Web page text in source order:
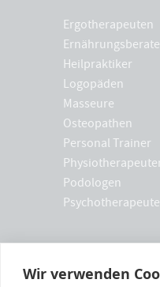
Wir verwenden
Ergotherapeuten
Heilpraktiker
Logopäden
Masseure
Osteopathen
Personal Trainer
Podologen